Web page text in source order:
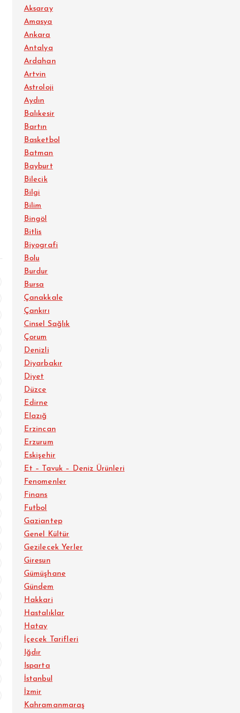
Aksaray
Amasya
Ankara
Antalya
Ardahan
Artvin
Astroloji
Aydın
Balıkesir
Bartın
Basketbol
Batman
Bayburt
Bilecik
Bilgi
Bilim
Bingöl
Bitlis
Biyografi
Bolu
Burdur
Bursa
Çanakkale
Çankırı
Cinsel Sağlık
Çorum
Denizli
Diyarbakır
Diyet
Düzce
Edirne
Elazığ
Erzincan
Erzurum
Eskişehir
Et – Tavuk – Deniz Ürünleri
Fenomenler
Finans
Futbol
Gaziantep
Genel Kültür
Gezilecek Yerler
Giresun
Gümüşhane
Gündem
Hakkari
Hastalıklar
Hatay
İçecek Tarifleri
Iğdır
Isparta
İstanbul
İzmir
Kahramanmaraş